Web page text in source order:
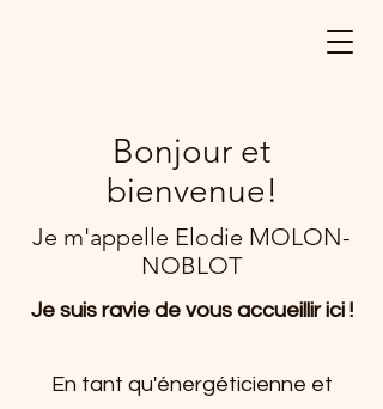
Bonjour et
bienvenue!
Je m'appelle Elodie MOLON-
NOBLOT
Je suis ravie de vous accueillir ici !
En tant qu'énergéticienne et